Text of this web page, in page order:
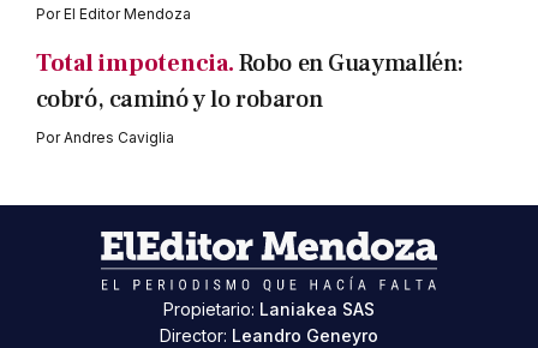
PorEl Editor Mendoza
Total impotencia.Robo en Guaymallén:
cobró, caminó y lo robaron
PorAndres Caviglia
Propietario: Laniakea SAS
Director: Leandro Geneyro